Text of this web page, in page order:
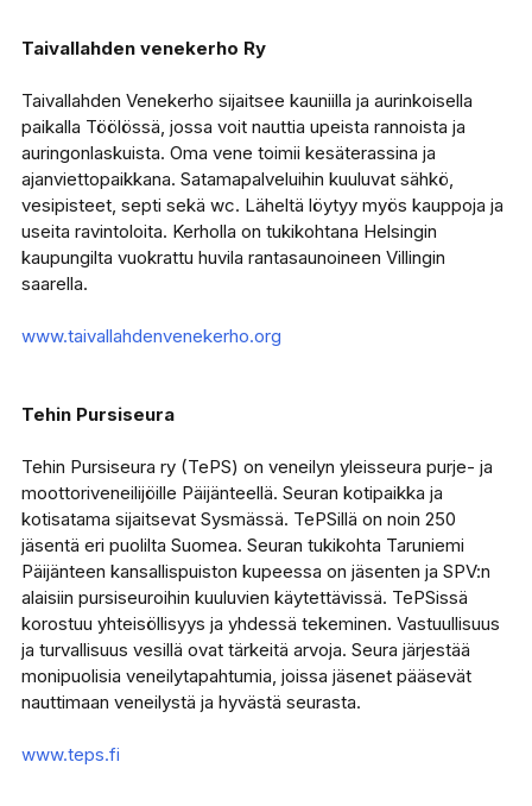
Taivallahden venekerho Ry
Taivallahden Venekerho sijaitsee kauniilla ja aurinkoisella
paikalla Töölössä, jossa voit nauttia upeista rannoista ja
auringonlaskuista. Oma vene toimii kesäterassina ja
ajanviettopaikkana. Satamapalveluihin kuuluvat sähkö,
vesipisteet, septi sekä wc. Läheltä löytyy myös kauppoja ja
useita ravintoloita. Kerholla on tukikohtana Helsingin
kaupungilta vuokrattu huvila rantasaunoineen Villingin
saarella.
www.taivallahdenvenekerho.org
Tehin Pursiseura
Tehin Pursiseura ry (TePS) on veneilyn yleisseura purje- ja
moottoriveneilijöille Päijänteellä. Seuran kotipaikka ja
kotisatama sijaitsevat Sysmässä. TePSillä on noin 250
jäsentä eri puolilta Suomea. Seuran tukikohta Taruniemi
Päijänteen kansallispuiston kupeessa on jäsenten ja SPV:n
alaisiin pursiseuroihin kuuluvien käytettävissä. TePSissä
korostuu yhteisöllisyys ja yhdessä tekeminen. Vastuullisuus
ja turvallisuus vesillä ovat tärkeitä arvoja. Seura järjestää
monipuolisia veneilytapahtumia, joissa jäsenet pääsevät
nauttimaan veneilystä ja hyvästä seurasta.
www.teps.fi